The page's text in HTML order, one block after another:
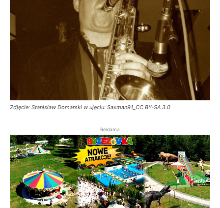
Zdjęcie: Stanisław Domarski w ujęciu: Saxman91_CC BY-SA 3.0
Reklama